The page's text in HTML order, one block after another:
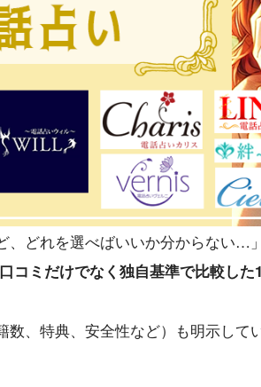
、どれを選べばいいか分からない…」
口コミだけでなく独自基準で比較し
数、特典、安全性など）も明示して